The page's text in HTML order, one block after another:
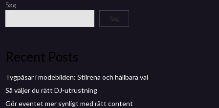
Søg
Søg
Recent Posts
Tygpåsar i modebilden: Stilrena och hållbara val
Så väljer du rätt DJ-utrustning
Gör eventet mer synligt med rätt content